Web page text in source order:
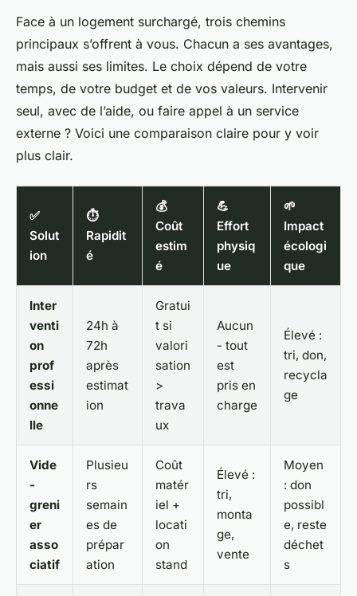
Face à un logement surchargé, trois chemins
principaux s’offrent à vous. Chacun a ses avantages,
mais aussi ses limites. Le choix dépend de votre
temps, de votre budget et de vos valeurs. Intervenir
seul, avec de l’aide, ou faire appel à un service
externe ? Voici une comparaison claire pour y voir
plus clair.
✅
Solut
ion
⏱️
Rapidit
é
💰
Coût
estim
é
💪
Effort
physiq
ue
🌱
Impact
écologi
que
Inter
venti
on
prof
essi
onne
lle
24h à
72h
après
estimat
ion
Gratui
t si
valori
sation
>
trava
ux
Aucun
- tout
est
pris en
charge
Élevé :
tri, don,
recycla
ge
Vide
-
greni
er
asso
ciatif
Plusieu
rs
semain
es de
prépar
ation
Coût
matér
iel +
locati
on
stand
Élevé :
tri,
monta
ge,
vente
Moyen
: don
possibl
e, reste
déchet
s